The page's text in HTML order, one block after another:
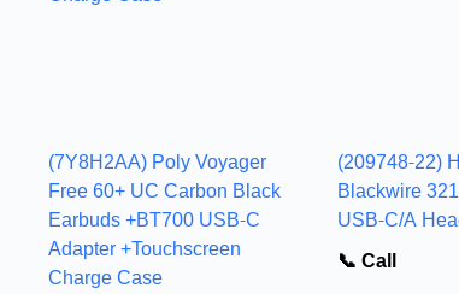
(7Y8H2AA) Poly Voyager
Free 60+ UC Carbon Black
Earbuds +BT700 USB-C
Adapter +Touchscreen
Charge Case
(209748-22)
Blackwire
USB-C/A
📞 Call